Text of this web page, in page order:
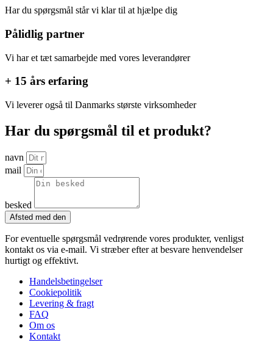
Har du spørgsmål står vi klar til at hjælpe dig
Pålidlig partner
Vi har et tæt samarbejde med vores leverandører
+ 15 års erfaring
Vi leverer også til Danmarks største virksomheder
Har du spørgsmål til et produkt?
navn
mail
besked
Afsted med den
For eventuelle spørgsmål vedrørende vores produkter, venligst
kontakt os via e-mail. Vi stræber efter at besvare henvendelser
hurtigt og effektivt.
Handelsbetingelser
Cookiepolitik
Levering & fragt
FAQ
Om os
Kontakt